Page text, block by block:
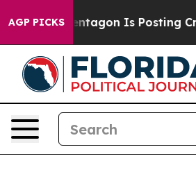
AGP PICKS
The Pentagon Is Posting